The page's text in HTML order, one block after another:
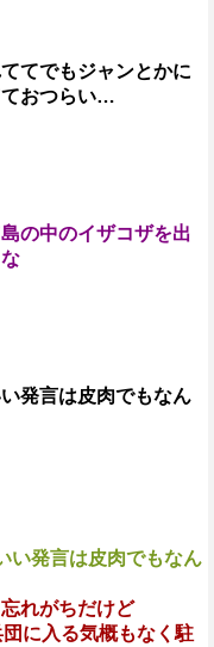
てでもジャンとかに
ておつらい…
の中のイザコザを出
発言は皮肉でもなん
い発言は皮肉でもなん
れがちだけど
に入る気概もなく駐